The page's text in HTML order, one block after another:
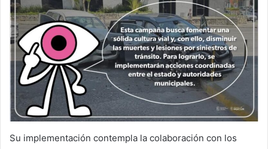
Su implementación contempla la colaboración con los